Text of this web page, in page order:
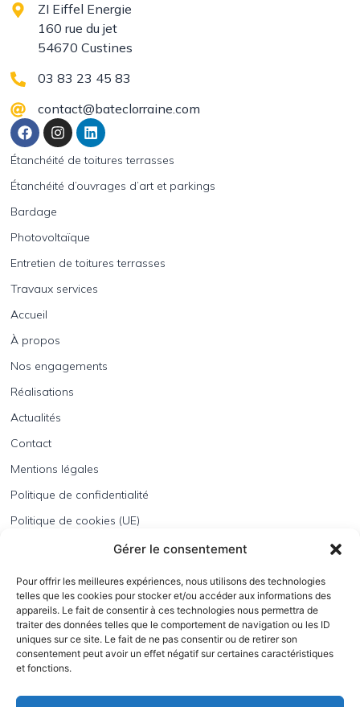
Gérer le consentement
Pour offrir les meilleures expériences, nous utilisons des technologies
telles que les cookies pour stocker et/ou accéder aux informations des
appareils. Le fait de consentir à ces technologies nous permettra de
traiter des données telles que le comportement de navigation ou les ID
uniques sur ce site. Le fait de ne pas consentir ou de retirer son
consentement peut avoir un effet négatif sur certaines caractéristiques
et fonctions.
ZI Eiffel Energie
160 rue du jet
54670 Custines
03 83 23 45 83
contact@bateclorraine.com
Étanchéité de toitures terrasses
Étanchéité d’ouvrages d’art et parkings
Bardage
Photovoltaïque
Entretien de toitures terrasses
Travaux services
Accueil
À propos
Nos engagements
Réalisations
Actualités
Contact
Mentions légales
Politique de confidentialité
Politique de cookies (UE)
BATEC Lorraine est une entreprise spécialisée dans
l’étanchéité, le bardage, l’entretien des toitures terrasses
et la
pose de panneaux photovoltaïques.
Depuis 2007, nous mettons notre expertise au service de la
performance énergétique et de la durabilité des bâtiments, qu’ils
soient neufs ou en rénovation.
Notre équipe qualifiée utilise des matériaux écologiques et des
interventions.